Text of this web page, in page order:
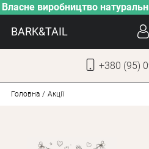
Власне виробництво
BARK&TAIL
+380 (95)
Головна Акції